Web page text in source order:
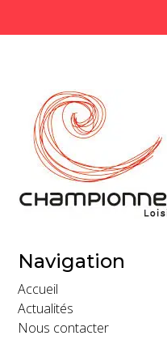
Navigation
Accueil
Actualités
Nous contacter